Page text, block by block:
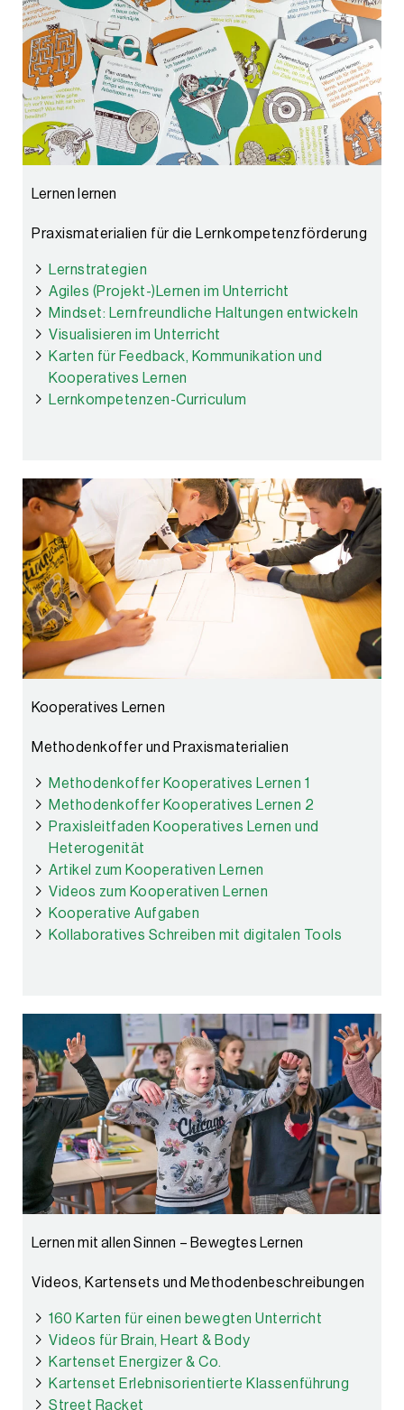
Lernen lernen
Praxismaterialien für die Lernkompetenzförderung
Lernstrategien
Agiles (Projekt-)Lernen im Unterricht
Mindset: Lernfreundliche Haltungen entwickeln
Visualisieren im Unterricht
Karten für Feedback, Kommunikation und
Kooperatives Lernen
Lernkompetenzen-Curriculum
Kooperatives Lernen
Methodenkoffer und Praxismaterialien
Methodenkoffer Kooperatives Lernen 1
Methodenkoffer Kooperatives Lernen 2
Praxisleitfaden Kooperatives Lernen und
Heterogenität
Artikel zum Kooperativen Lernen
Videos zum Kooperativen Lernen
Kooperative Aufgaben
Kollaboratives Schreiben mit digitalen Tools
Lernen mit allen Sinnen – Bewegtes Lernen
Videos, Kartensets und Methodenbeschreibungen
160 Karten für einen bewegten Unterricht
Videos für Brain, Heart & Body
Kartenset Energizer & Co.
Kartenset Erlebnisorientierte Klassenführung
Street Racket